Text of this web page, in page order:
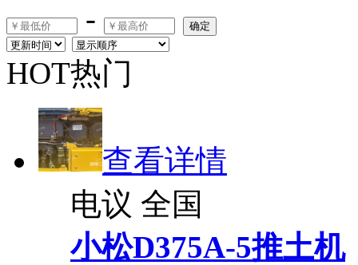
-
确定
HOT热门
查看详情
电议 全国
小松D375A-5推土机